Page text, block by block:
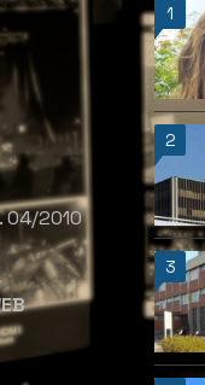
04/2010
1
2
3